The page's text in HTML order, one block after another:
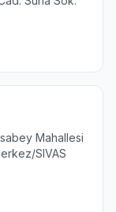
Mahallesi
SIVAS